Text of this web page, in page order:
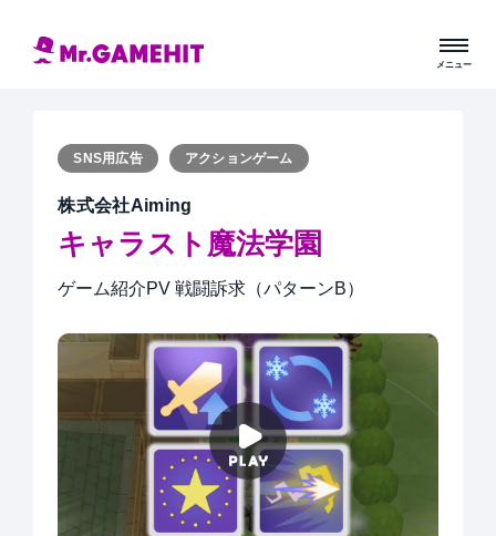
SNS用広告 アクションゲーム
株式会社Aiming
キャラスト魔法学園
ゲーム紹介PV 戦闘訴求（パターンB）